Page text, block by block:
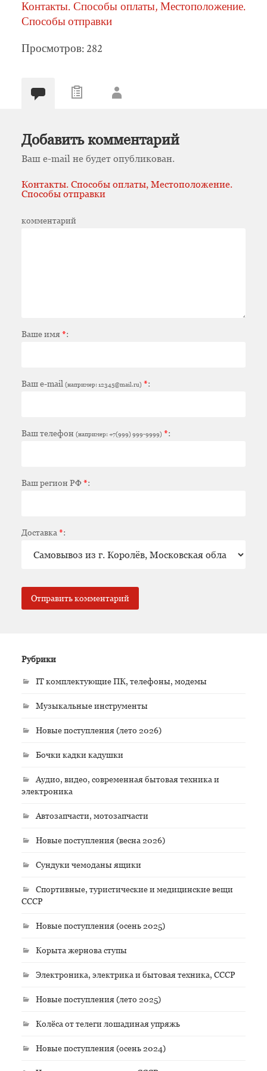
Контакты. Способы оплаты, Местоположение.
Способы отправки
Просмотров: 282
Добавить комментарий
Ваш e-mail не будет опубликован.
Контакты. Способы оплаты, Местоположение.
Способы отправки
комментарий
Ваше имя*:
Ваш e-mail (например: 12345@mail.ru) *:
Ваш телефон (например: +7(999) 999-9999) *:
Ваш регион РФ*:
Доставка *:
Рубрики
IT комплектующие ПК, телефоны, модемы
Музыкальные инструменты
Новые поступления (лето 2026)
Бочки кадки кадушки
Аудио, видео, современная бытовая техника и
электроника
Автозапчасти, мотозапчасти
Новые поступления (весна 2026)
Сундуки чемоданы ящики
Спортивные, туристические и медицинские вещи
СССР
Новые поступления (осень 2025)
Корыта жернова ступы
Электроника, электрика и бытовая техника, СССР
Новые поступления (лето 2025)
Колёса от телеги лошадиная упряжь
Новые поступления (осень 2024)